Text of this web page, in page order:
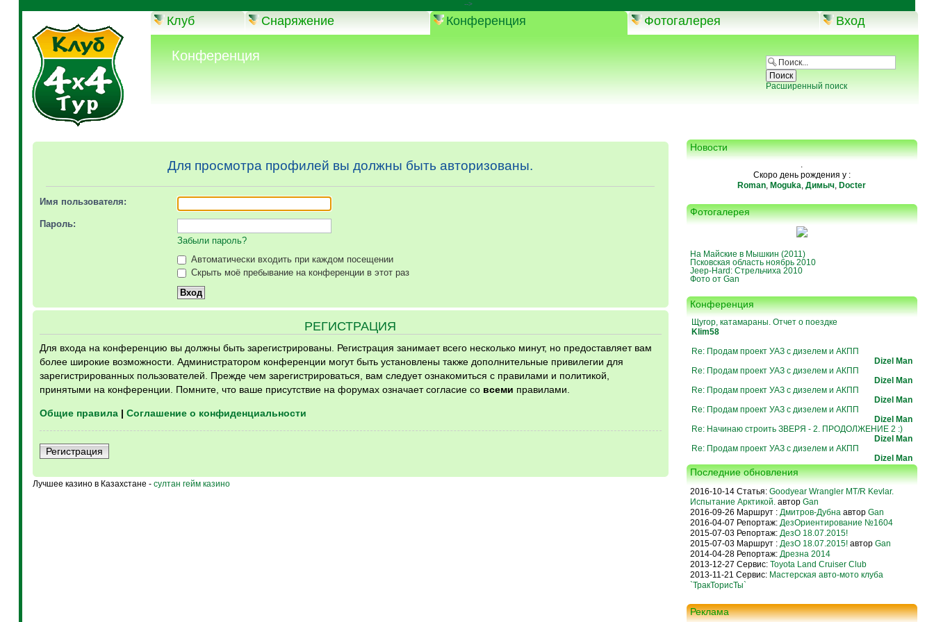
-->
Клуб Снаряжение Конференция Фотогалерея Вход
Конференция
Расширенный поиск
Для просмотра профилей вы должны быть авторизованы.
Имя пользователя:
Пароль:
Забыли пароль?
Автоматически входить при каждом посещении
Скрыть моё пребывание на конференции в этот раз
РЕГИСТРАЦИЯ
Для входа на конференцию вы должны быть зарегистрированы. Регистрация занимает всего несколько минут, но предоставляет вам
более широкие возможности. Администратором конференции могут быть установлены также дополнительные привилегии для
зарегистрированных пользователей. Прежде чем зарегистрироваться, вам следует ознакомиться с правилами и политикой,
принятыми на конференции. Помните, что ваше присутствие на форумах означает согласие со всеми правилами.
Общие правила| Соглашение о конфиденциальности
Регистрация
Лучшее казино в Казахстане - султан гейм казино
Новости
.
Скоро день рождения у :
Roman, Moguka,Димыч, Docter
Фотогалерея
На Майские в Мышкин (2011)
Псковская область ноябрь 2010
Jeep-Hard: Стрельчиха 2010
Фото от Gan
Конференция
Щугор, катамараны. Отчет о поездке
Klim58
Re: Продам проект УАЗ с дизелем и АКПП
Dizel Man
Re: Продам проект УАЗ с дизелем и АКПП
Dizel Man
Re: Продам проект УАЗ с дизелем и АКПП
Dizel Man
Re: Продам проект УАЗ с дизелем и АКПП
Dizel Man
Re: Начинаю строить ЗВЕРЯ - 2. ПРОДОЛЖЕНИЕ 2 :)
Dizel Man
Re: Продам проект УАЗ с дизелем и АКПП
Dizel Man
Последние обновления
2016-10-14 Статья: Goodyear Wrangler MT/R Kevlar.
Испытание Арктикой.автор Gan
2016-09-26 Маршрут : Дмитров-Дубнаавтор Gan
2016-04-07 Репортаж: ДезОриентирование №1604
2015-07-03 Репортаж: ДезО 18.07.2015!
2015-07-03 Маршрут : ДезО 18.07.2015! автор Gan
2014-04-28 Репортаж: Дрезна 2014
2013-12-27 Сервис: Toyota Land Cruiser Club
2013-11-21 Сервис: Мастерская авто-мото клуба
`ТракТорисТы`
Реклама